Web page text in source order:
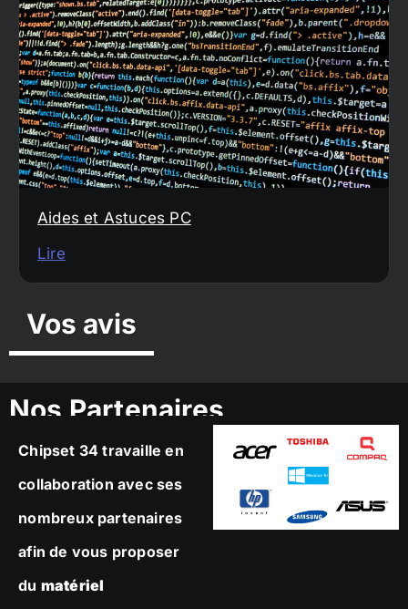
Aides et Astuces PC
Lire
Vos avis
Nos Partenaires
Chipset 34 travaille en
collaboration avec ses
nombreux partenaires
afin de vous proposer
du matériel